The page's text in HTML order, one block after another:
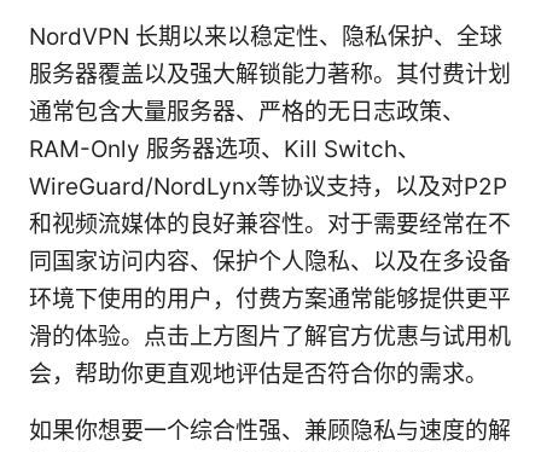
NordVPN 长期以来以稳定性、隐私保护、全球
服务器覆盖以及强大解锁能力著称。其付费计划
通常包含大量服务器、严格的无日志政策、
RAM-Only 服务器选项、Kill Switch、
WireGuard/NordLynx等协议支持，以及对P2P
和视频流媒体的良好兼容性。对于需要经常在不
同国家访问内容、保护个人隐私、以及在多设备
环境下使用的用户，付费方案通常能够提供更平
滑的体验。点击上方图片了解官方优惠与试用机
会，帮助你更直观地评估是否符合你的需求。
如果你想要一个综合性强、兼顾隐私与速度的解